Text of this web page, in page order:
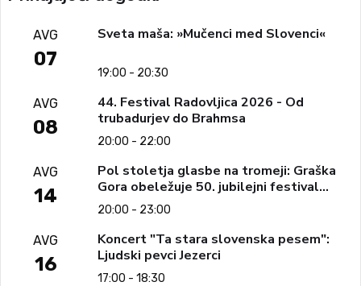
AVG
07
Sveta maša: »Mučenci med Slovenci«
19:00 - 20:30
AVG
08
44. Festival Radovljica 2026 - Od
trubadurjev do Brahmsa
20:00 - 22:00
AVG
14
Pol stoletja glasbe na tromeji: Graška
Gora obeležuje 50. jubilejni festival
narodno-zabavne glasbe
20:00 - 23:00
AVG
16
Koncert "Ta stara slovenska pesem":
Ljudski pevci Jezerci
17:00 - 18:30